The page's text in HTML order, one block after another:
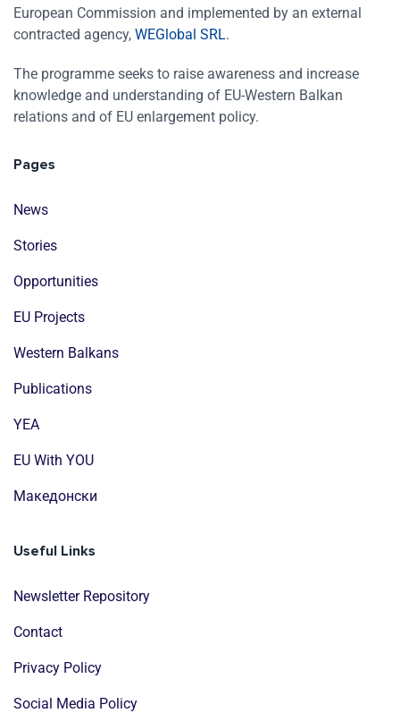
European Commission and implemented by an external
contracted agency, WEGlobal SRL.
The programme seeks to raise awareness and increase
knowledge and understanding of EU-Western Balkan
relations and of EU enlargement policy.
Pages
News
Stories
Opportunities
EU Projects
Western Balkans
Publications
YEA
EU With YOU
Mакедонски
Useful Links
Newsletter Repository
Contact
Privacy Policy
Social Media Policy